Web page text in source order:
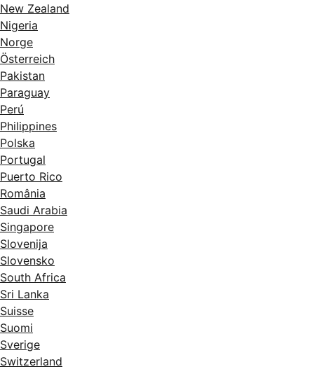
New Zealand
Nigeria
Norge
Österreich
Pakistan
Paraguay
Perú
Philippines
Polska
Portugal
Puerto Rico
România
Saudi Arabia
Singapore
Slovenija
Slovensko
South Africa
Sri Lanka
Suisse
Suomi
Sverige
Switzerland